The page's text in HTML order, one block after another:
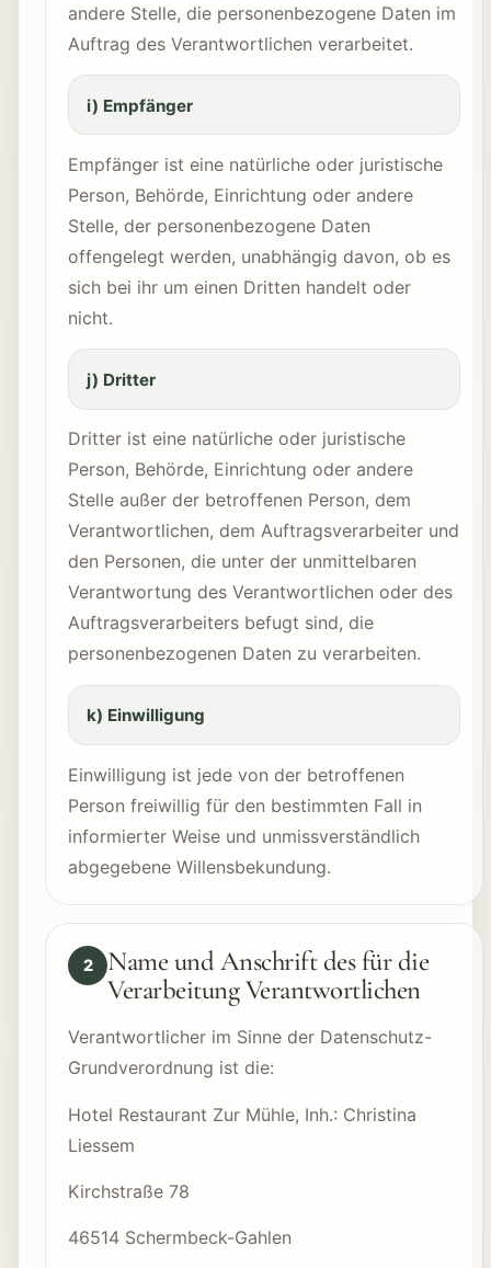
andere Stelle, die personenbezogene Daten im
Auftrag des Verantwortlichen verarbeitet.
i) Empfänger
Empfänger ist eine natürliche oder juristische
Person, Behörde, Einrichtung oder andere
Stelle, der personenbezogene Daten
offengelegt werden, unabhängig davon, ob es
sich bei ihr um einen Dritten handelt oder
nicht.
j) Dritter
Dritter ist eine natürliche oder juristische
Person, Behörde, Einrichtung oder andere
Stelle außer der betroffenen Person, dem
Verantwortlichen, dem Auftragsverarbeiter und
den Personen, die unter der unmittelbaren
Verantwortung des Verantwortlichen oder des
Auftragsverarbeiters befugt sind, die
personenbezogenen Daten zu verarbeiten.
k) Einwilligung
Einwilligung ist jede von der betroffenen
Person freiwillig für den bestimmten Fall in
informierter Weise und unmissverständlich
abgegebene Willensbekundung.
2
Name und Anschrift des für die
Verarbeitung Verantwortlichen
Verantwortlicher im Sinne der Datenschutz-
Grundverordnung ist die:
Hotel Restaurant Zur Mühle, Inh.: Christina
Liessem
Kirchstraße 78
46514 Schermbeck-Gahlen